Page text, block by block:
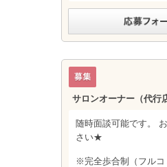
サロンオーナー（代行
随時面談可能です。
さい★
※完全歩合制（フルコ